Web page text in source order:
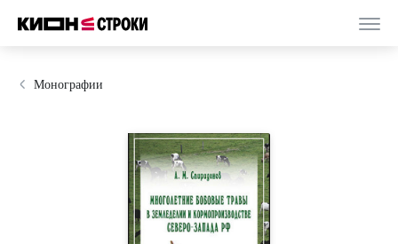
Монографии